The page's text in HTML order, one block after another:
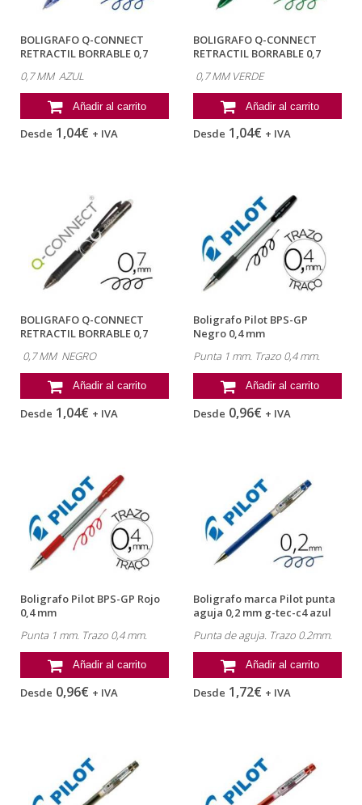
BOLIGRAFO Q-CONNECT
RETRACTIL BORRABLE 0,7
0,7 MM AZUL
Añadir al carrito
Desde 1,04€ + IVA
BOLIGRAFO Q-CONNECT
RETRACTIL BORRABLE 0,7
0,7 MM VERDE
Añadir al carrito
Desde 1,04€ + IVA
BOLIGRAFO Q-CONNECT
RETRACTIL BORRABLE 0,7
0,7 MM NEGRO
Añadir al carrito
Desde 1,04€ + IVA
Boligrafo Pilot BPS-GP
Negro 0,4 mm
Punta 1 mm. Trazo 0,4 mm.
Añadir al carrito
Desde 0,96€ + IVA
Boligrafo Pilot BPS-GP Rojo
0,4 mm
Punta 1 mm. Trazo 0,4 mm.
Añadir al carrito
Desde 0,96€ + IVA
Boligrafo marca Pilot punta
aguja 0,2 mm g-tec-c4 azul
Punta de aguja. Trazo 0.2mm.
Añadir al carrito
Desde 1,72€ + IVA